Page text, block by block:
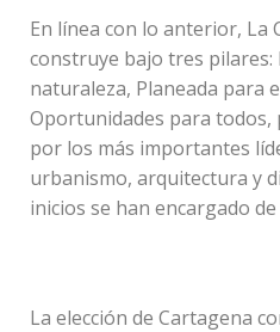
En línea con lo anterior, La
construye bajo tres pilares:
naturaleza, Planeada para
Oportunidades para todos,
por los más importantes
urbanismo, arquitectura y
inicios se han encargado
La elección de Cartagena